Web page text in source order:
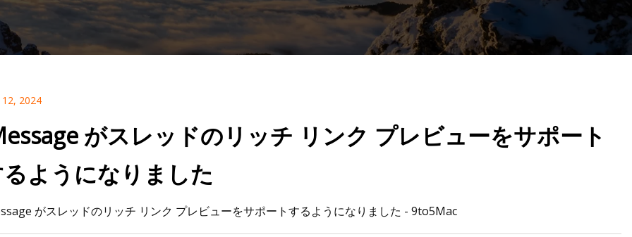
Oct 26, 2023
2024
がスレッドのリッチ リンク プレビューをサポート
ようになりました
がスレッドのリッチ リンク プレビューをサポートするようになりました - 9to5Mac